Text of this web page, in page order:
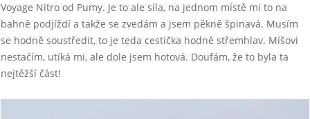
Voyage Nitro od Pumy. Je to ale síla, na jednom místě mi to na
bahně podjíždí a takže se zvedám a jsem pěkně špinavá. Musím
se hodně soustředit, to je teda cestička hodně střemhlav. Míšovi
nestačím, utíká mi, ale dole jsem hotová. Doufám, že to byla ta
nejtěžší část!